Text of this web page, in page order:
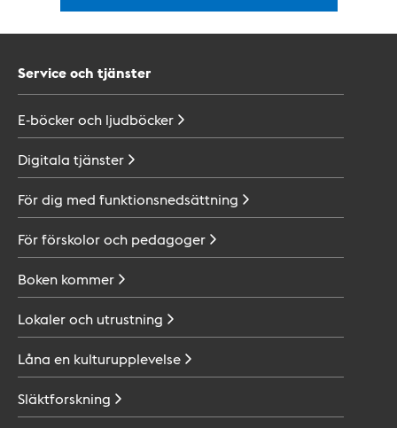
Service och tjänster
E-böcker och ljudböcker
Digitala tjänster
För dig med funktionsnedsättning
För förskolor och pedagoger
Boken kommer
Lokaler och utrustning
Låna en kulturupplevelse
Släktforskning